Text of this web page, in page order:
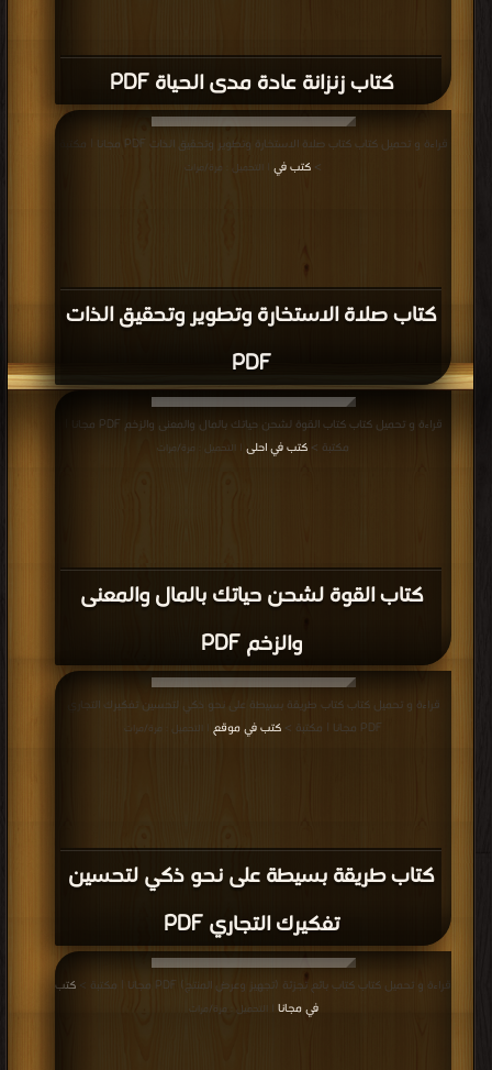
كتاب زنزانة عادة مدى الحياة PDF
كتاب صلاة الاستخارة وتطوير وتحقيق الذات
PDF
قراءة و تحميل كتاب كتاب صلاة الاستخارة وتطوير وتحقيق الذات PDF مجانا | مكتبة
> كتب في | التحميل : مرة/مرات
كتاب القوة لشحن حياتك بالمال والمعنى
والزخم PDF
قراءة و تحميل كتاب كتاب القوة لشحن حياتك بالمال والمعنى والزخم PDF مجانا |
مكتبة > كتب في احلى | التحميل : مرة/مرات
كتاب طريقة بسيطة على نحو ذكي لتحسين
تفكيرك التجاري PDF
قراءة و تحميل كتاب كتاب طريقة بسيطة على نحو ذكي لتحسين تفكيرك التجاري
PDF مجانا | مكتبة >
كتب في موقع | التحميل : مرة/مرات
قراءة و تحميل كتاب كتاب بائع تجزئة (تجهيز وعرض المنتج) PDF مجانا | مكتبة >
كتب
في مجانا | التحميل : مرة/مرات